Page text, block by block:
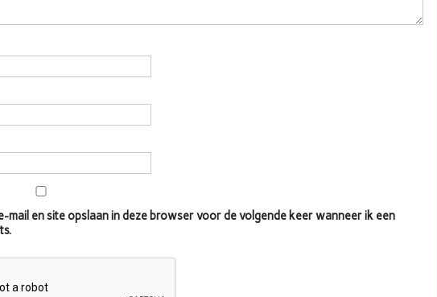
mail en site opslaan in deze browser voor de volgende keer wanneer ik een